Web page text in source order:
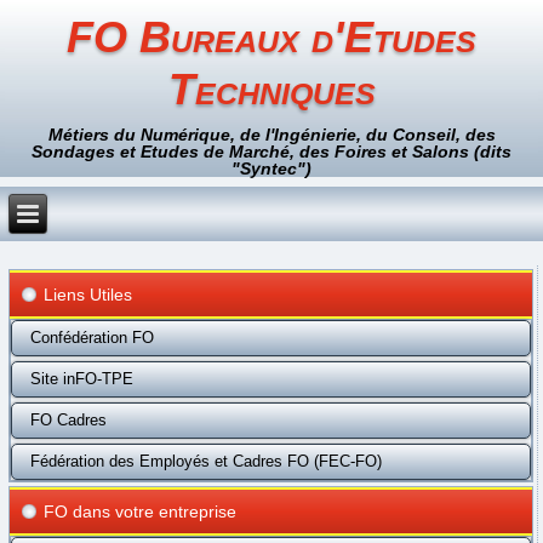
FO Bureaux d'Etudes
Techniques
Métiers du Numérique, de l'Ingénierie, du Conseil, des
Sondages et Etudes de Marché, des Foires et Salons (dits
"Syntec")
Liens Utiles
Confédération FO
Site inFO-TPE
FO Cadres
Fédération des Employés et Cadres FO (FEC-FO)
FO dans votre entreprise